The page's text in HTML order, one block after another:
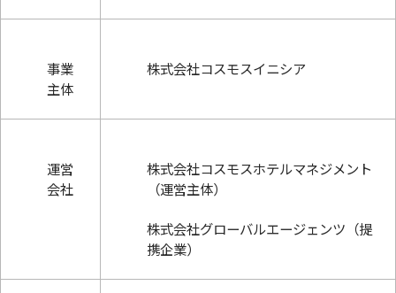
事業
主体
株式会社コスモスイニシア
運営
会社
株式会社コスモスホテルマネジメント
（運営主体）
株式会社グローバルエージェンツ（提
携企業）